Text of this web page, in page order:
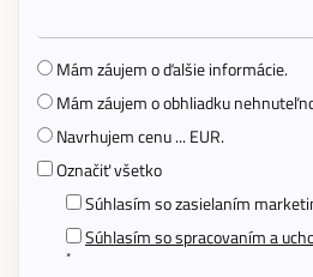
Mám záujem o ďalšie informácie.
Mám záujem o obhliadku
Navrhujem cenu ... EUR.
Označiť všetko
Súhlasím so zasielaním
Súhlasím so spracovaním a
*